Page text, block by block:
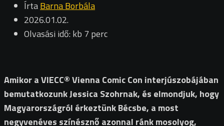
ÍrtaBarna Borbála
2026.01.02.
Olvasási idő: kb 7 perc
Amikor a VIECC® Vienna Comic Con interjúszobájában
bemutatkozunk Jessica Szohrnak, és elmondjuk, hogy
Magyarországról érkeztünk Bécsbe, a most
negyvenéves színésznő azonnal ránk mosolyog,